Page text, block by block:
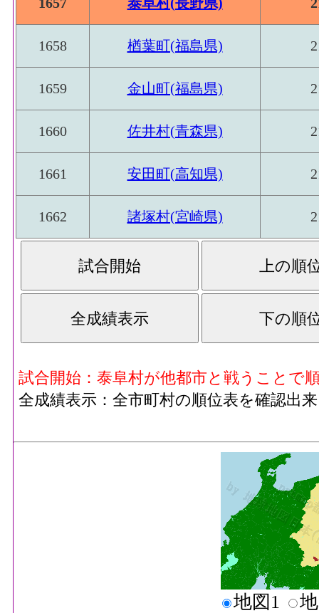
1658 楢葉町(福島県)
1659 金山町(福島県)
1660 佐井村(青森県)
1661 安田町(高知県)
1662 諸塚村(宮崎県)
試合開始：泰阜村が他都市と戦うことで
全成績表示：全市町村の順位表を確認出
地図1